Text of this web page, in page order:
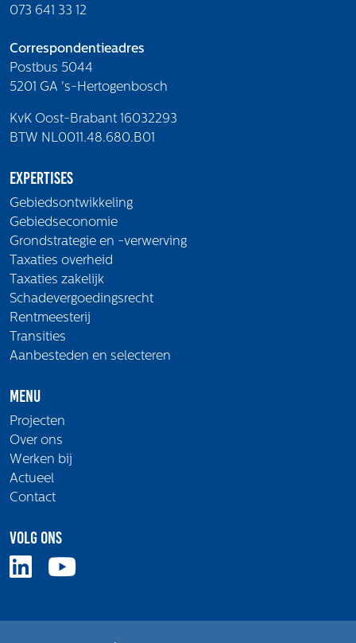
073 641 33 12
Correspondentieadres
Postbus 5044
5201 GA 's-Hertogenbosch
KvK Oost-Brabant 16032293
BTW NL0011.48.680.B01
Expertises
Gebiedsontwikkeling
Gebiedseconomie
Grondstrategie en -verwerving
Taxaties overheid
Taxaties zakelijk
Schadevergoedingsrecht
Rentmeesterij
Transities
Aanbesteden en selecteren
Menu
Projecten
Over ons
Werken bij
Actueel
Contact
Volg ons